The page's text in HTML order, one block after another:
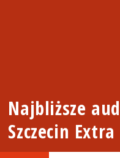
Najbliższe
Szczecin Extra